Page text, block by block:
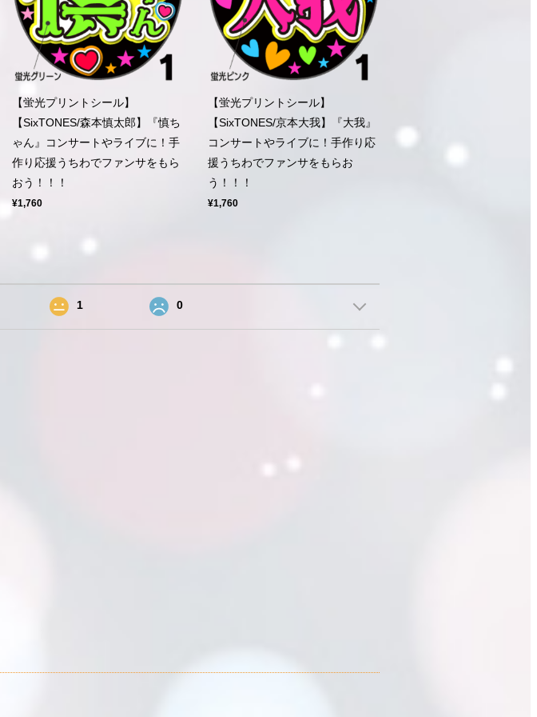
【蛍光プリントシール】
【SixTONES/森本慎太郎】『慎ち
ゃん』コンサートやライブに！手
作り応援うちわでファンサをもら
おう！！！
¥1,760
【蛍光プリントシール】
【SixTONES/京本大我】『大我』
コンサートやライブに！手作り応
援うちわでファンサをもらお
う！！！
¥1,760
1 0